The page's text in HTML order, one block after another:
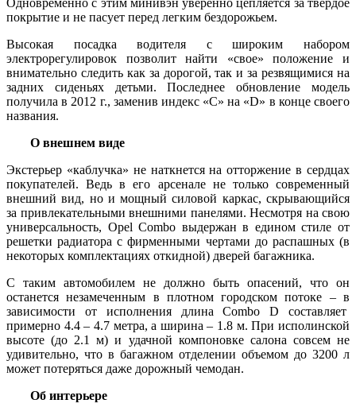
Одновременно с этим минивэн уверенно цепляется за твердое
покрытие и не пасует перед легким бездорожьем.
Высокая посадка водителя с широким набором
электрорегулировок позволит найти «свое» положение и
внимательно следить как за дорогой, так и за резвящимися на
задних сиденьях детьми. Последнее обновление модель
получила в 2012 г., заменив индекс «C» на «D» в конце своего
названия.
О внешнем виде
Экстерьер «каблучка» не наткнется на отторжение в сердцах
покупателей. Ведь в его арсенале не только современный
внешний вид, но и мощный силовой каркас, скрывающийся
за привлекательными внешними панелями. Несмотря на свою
универсальность, Opel Combo выдержан в едином стиле от
решетки радиатора с фирменными чертами до распашных (в
некоторых комплектациях откидной) дверей багажника.
С таким автомобилем не должно быть опасений, что он
останется незамеченным в плотном городском потоке – в
зависимости от исполнения длина Combo D составляет
примерно 4.4 – 4.7 метра, а ширина – 1.8 м. При исполинской
высоте (до 2.1 м) и удачной компоновке салона совсем не
удивительно, что в багажном отделении объемом до 3200 л
может потеряться даже дорожный чемодан.
Об интерьере